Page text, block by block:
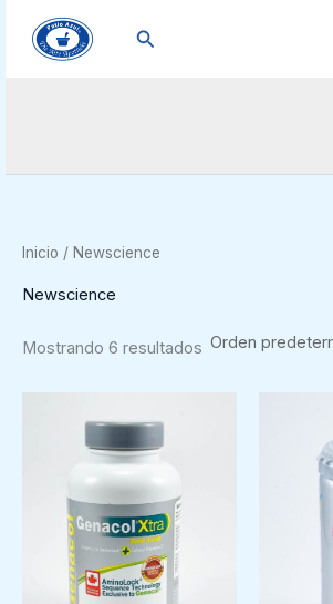
contenido
Buscar
Inicio / Newscience
Newscience
Mostrando 6 resultados